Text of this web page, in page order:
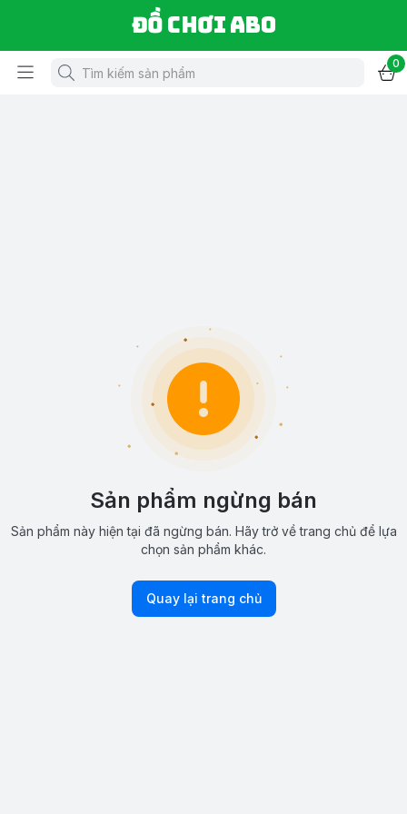
Đồ chơi ABO
0
Sản phẩm ngừng bán
Sản phẩm này hiện tại đã ngừng bán. Hãy trở về trang chủ để lựa
chọn sản phẩm khác.
Quay lại trang chủ